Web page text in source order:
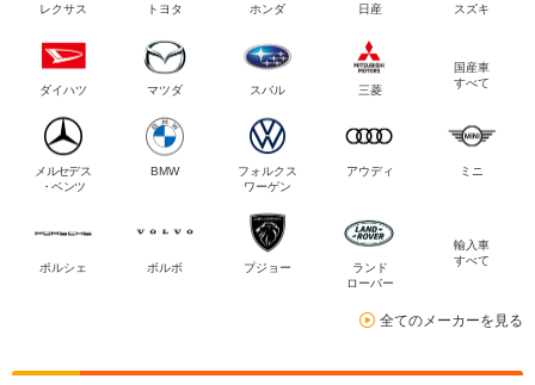
レクサス トヨタ ホンダ 日産 スズキ
ダイハツ マツダ スバル 三菱
国産車
すべて
メルセデス
・ベンツ
BMW
フォルクス
ワーゲン
アウディ ミニ
ポルシェ ボルボ プジョー
ランド
ローバー
輸入車
すべて
全てのメーカーを見る